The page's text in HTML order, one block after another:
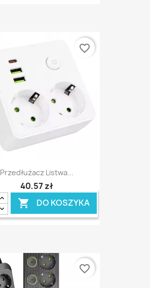
Przedłużacz Listwa...
40,57 zł
 DO KOSZYKA
favorite_border
favorite_border